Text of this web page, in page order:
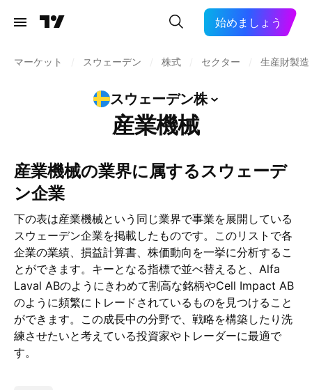
始めましょう
マーケット スウェーデン 株式 セクター 生産財製造
スウェーデン株
産業機械
産業機械の業界に属するスウェーデ
ン企業
下の表は産業機械という同じ業界で事業を展開している
スウェーデン企業を掲載したものです。このリストで各
企業の業績、損益計算書、株価動向を一挙に分析するこ
とができます。キーとなる指標で並べ替えると、Alfa
Laval ABのようにきわめて割高な銘柄やCell Impact AB
のように頻繁にトレードされているものを見つけること
ができます。この成長中の分野で、戦略を構築したり洗
練させたいと考えている投資家やトレーダーに最適で
す。